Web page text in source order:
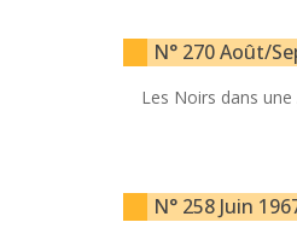
N° 270 Août/
Les Noirs dans
N° 258 Juin